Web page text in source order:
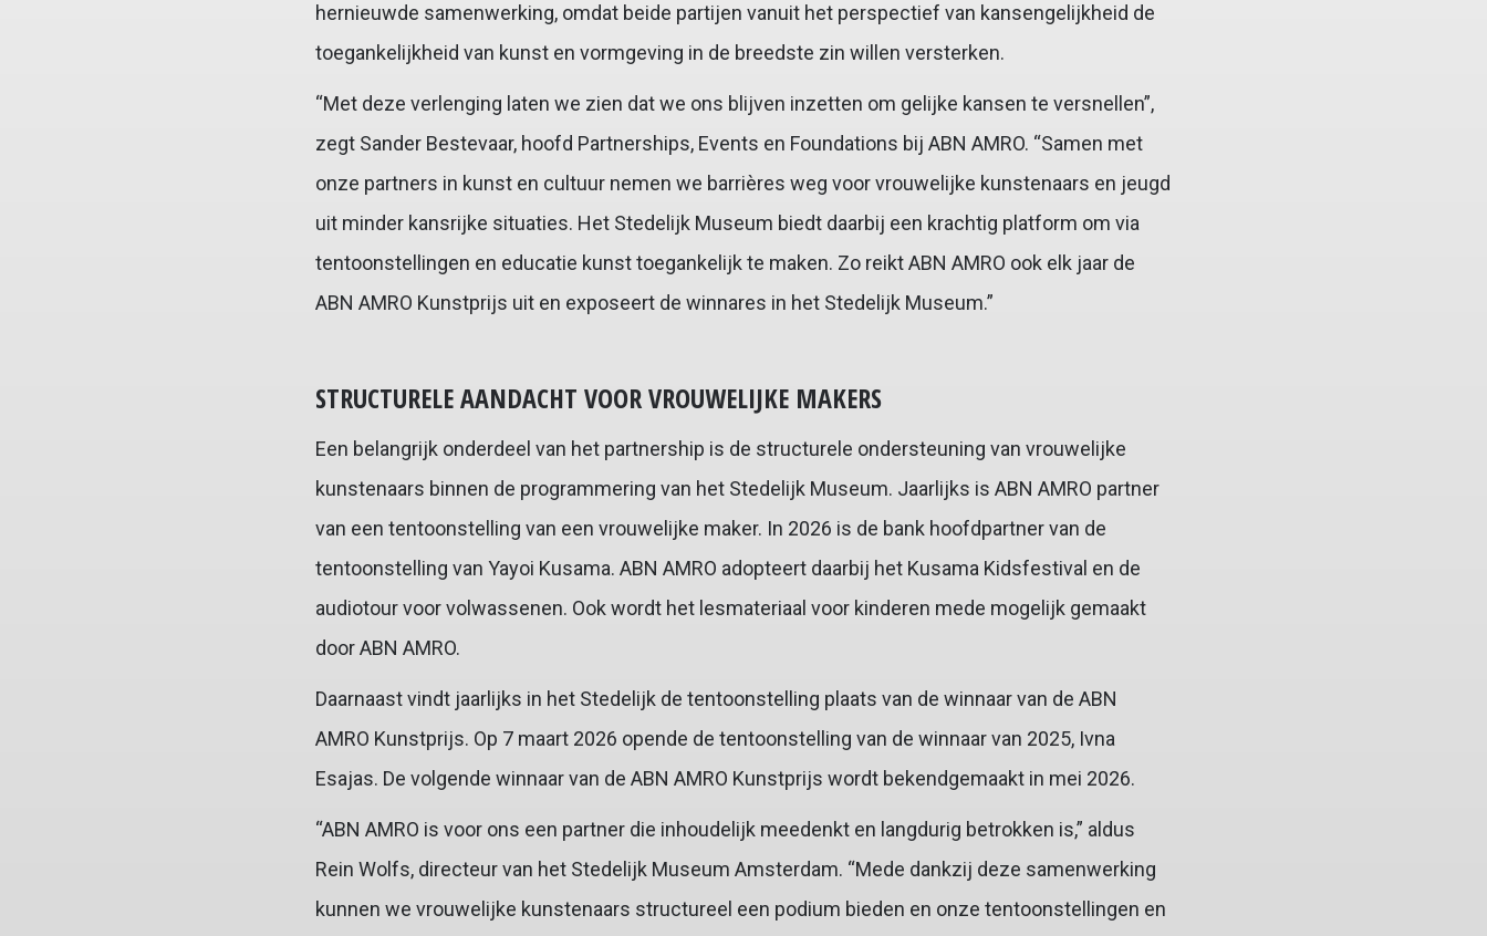
hernieuwde samenwerking, omdat beide partijen vanuit het perspectief van kansengelijkheid de
toegankelijkheid van kunst en vormgeving in de breedste zin willen versterken.
“Met deze verlenging laten we zien dat we ons blijven inzetten om gelijke kansen te versnellen”,
zegt Sander Bestevaar, hoofd Partnerships, Events en Foundations bij ABN AMRO. “Samen met
onze partners in kunst en cultuur nemen we barrières weg voor vrouwelijke kunstenaars en jeugd
uit minder kansrijke situaties. Het Stedelijk Museum biedt daarbij een krachtig platform om via
tentoonstellingen en educatie kunst toegankelijk te maken. Zo reikt ABN AMRO ook elk jaar de
ABN AMRO Kunstprijs uit en exposeert de winnares in het Stedelijk Museum.”
STRUCTURELE AANDACHT VOOR VROUWELIJKE MAKERS
Een belangrijk onderdeel van het partnership is de structurele ondersteuning van vrouwelijke
kunstenaars binnen de programmering van het Stedelijk Museum. Jaarlijks is ABN AMRO partner
van een tentoonstelling van een vrouwelijke maker. In 2026 is de bank hoofdpartner van de
tentoonstelling van Yayoi Kusama. ABN AMRO adopteert daarbij het Kusama Kidsfestival en de
audiotour voor volwassenen. Ook wordt het lesmateriaal voor kinderen mede mogelijk gemaakt
door ABN AMRO.
Daarnaast vindt jaarlijks in het Stedelijk de tentoonstelling plaats van de winnaar van de ABN
AMRO Kunstprijs. Op 7 maart 2026 opende de tentoonstelling van de winnaar van 2025, Ivna
Esajas. De volgende winnaar van de ABN AMRO Kunstprijs wordt bekendgemaakt in mei 2026.
“ABN AMRO is voor ons een partner die inhoudelijk meedenkt en langdurig betrokken is,” aldus
Rein Wolfs, directeur van het Stedelijk Museum Amsterdam. “Mede dankzij deze samenwerking
kunnen we vrouwelijke kunstenaars structureel een podium bieden en onze tentoonstellingen en